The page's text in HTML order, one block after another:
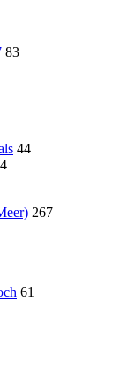
83
44
267
61